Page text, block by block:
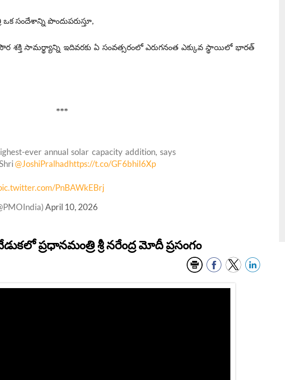
సందేశాన్ని పొందుపరుస్తూ,
శక్తి సామర్థ్యాన్ని ఇదివరకు ఏ సంవత్సరంలో ఎరుగనంత ఎక్కువ స్థాయిలో భారత్
***
ever annual solar capacity addition, says
@JoshiPralhadhttps://t.co/GF6bhiI6Xp
PnBAWkEBrj
April 10, 2026
ప్రధానమంత్రి శ్రీ నరేంద్ర మోదీ ప్రసంగం